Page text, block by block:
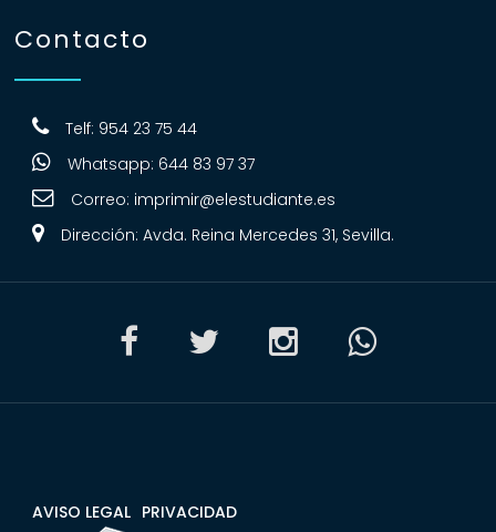
Contacto
Telf: 954 23 75 44
Whatsapp: 644 83 97 37
Correo: imprimir@elestudiante.es
Dirección: Avda. Reina Mercedes 31, Sevilla.
AVISO LEGAL PRIVACIDAD